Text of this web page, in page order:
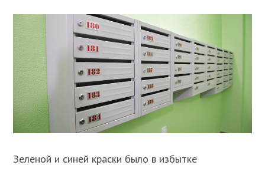
Зеленой и синей краски было в избытке